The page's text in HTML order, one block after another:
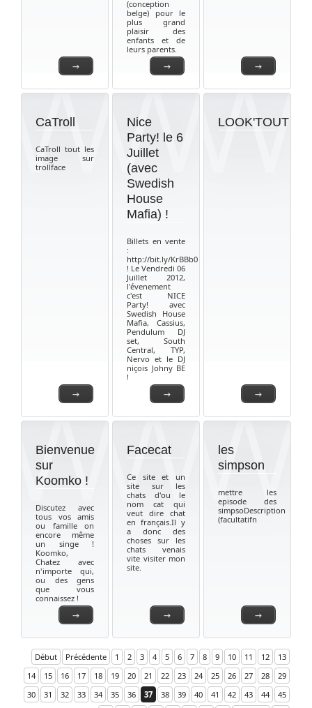
→ →
(conception
belge) pour le
plus grand
plaisir des
enfants et de
leurs parents.
→
→
CaTroll
CaTroll tout les
image sur
trollface
→
Nice
Party! le 6
Juillet
(avec
Swedish
House
Mafia) !
Billets en vente
:
http://bit.ly/KrBBb0
! Le Vendredi 06
Juillet 2012,
l'évenement
c'est NICE
Party! avec
Swedish House
Mafia, Cassius,
Pendulum DJ
set, South
Central, TYP,
Nervo et le DJ
niçois Johny BE
!
→
LOOK'TOUT
→
Bienvenue
sur
Koomko !
Discutez avec
tous vos amis
ou famille on
encore même
un singe !
Koomko,
Chatez avec
n'importe qui,
ou des gens
que vous
connaissez !
→
Facecat
Ce site et un
site sur les
chats d'ou le
nom cat qui
veut dire chat
en français.Il y
a donc des
choses sur les
chats venais
vite visiter mon
site.
→
les
simpson
mettre les
episode des
simpsoDescription
(facultatifn
Début Précédente 1 2 3 4 5 6 7 8 9 10 11 12
13
14
15 16 17 18 19 20 21 22 23 24 25 26 27 28
29
30
31 32 33 34 35 36 37 38 39 40 41 42 43 44 45